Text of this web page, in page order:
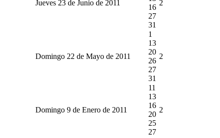
Jueves 23 de Junio de 2011
16
27
31
2
Domingo 22 de Mayo de 2011
1
13
20
26
27
31
2
Domingo 9 de Enero de 2011
11
13
16
20
25
27
2